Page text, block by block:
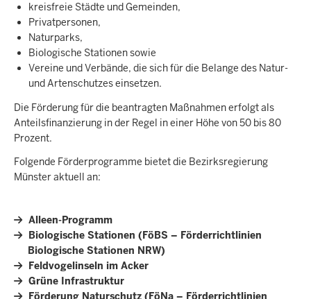
kreisfreie Städte und Gemeinden,
Privatpersonen,
Naturparks,
Biologische Stationen sowie
Vereine und Verbände, die sich für die Belange des Natur-
und Artenschutzes einsetzen.
Die Förderung für die beantragten Maßnahmen erfolgt als
Anteilsfinanzierung in der Regel in einer Höhe von 50 bis 80
Prozent.
Folgende Förderprogramme bietet die Bezirksregierung
Münster aktuell an:
Alleen-Programm
Biologische Stationen (FöBS – Förderrichtlinien
Biologische Stationen NRW)
Feldvogelinseln im Acker
Grüne Infrastruktur
Förderung Naturschutz (FöNa – Förderrichtlinien